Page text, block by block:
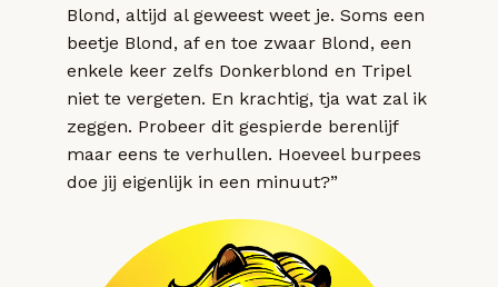
Blond, altijd al geweest weet je. Soms een
beetje Blond, af en toe zwaar Blond, een
enkele keer zelfs Donkerblond en Tripel
niet te vergeten. En krachtig, tja wat zal ik
zeggen. Probeer dit gespierde berenlijf
maar eens te verhullen. Hoeveel burpees
doe jij eigenlijk in een minuut?”